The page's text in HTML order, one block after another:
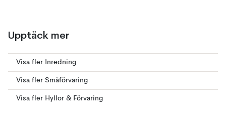
Upptäck mer
Visa fler Inredning
Visa fler Småförvaring
Visa fler Hyllor & Förvaring